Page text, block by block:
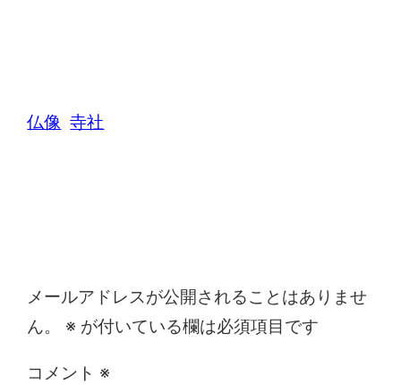
仏像 寺社
メールアドレスが公開されることはありませ
ん。
※ が付いている欄は必須項目です
コメント ※